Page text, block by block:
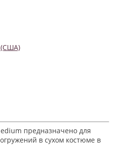
(США)
предназначено для
в сухом костюме в